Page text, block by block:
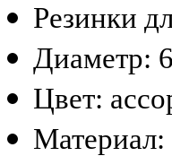
Резинки
Диаметр:
Цвет:
Материал: